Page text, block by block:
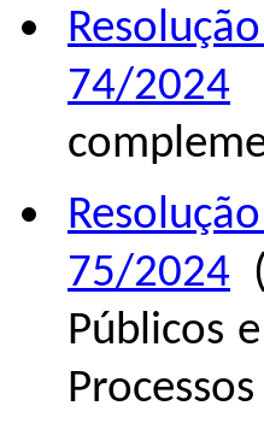
74/2024
75/2024
Públicos